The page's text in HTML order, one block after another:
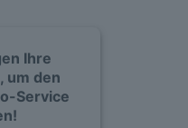
Ihre
um den
Service